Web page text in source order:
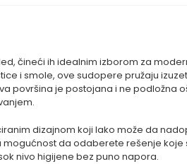
čineći ih idealnim izborom za
i smole, ove sudopere pružaju
površina je postojana i ne
dizajnom koji lako može da
da odaberete rešenje
nivo higijene bez puno napora.